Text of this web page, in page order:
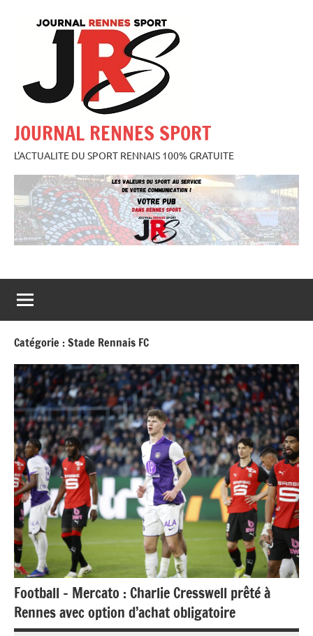
JOURNAL RENNES SPORT
L'ACTUALITE DU SPORT RENNAIS 100% GRATUITE
Catégorie :Stade Rennais FC
Football – Mercato : Charlie Cresswell prêté à
Rennes avec option d’achat obligatoire